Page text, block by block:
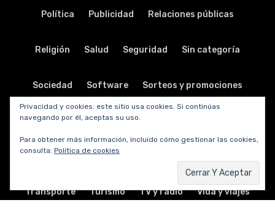
Política Publicidad Relaciones públicas
Religión Salud Seguridad Sin categoría
Sociedad Software Sorteos y promociones
Tabletas Teatro
Telecomunicaciones
Transporte Turismo TV y radio Vida y viajes
Privacidad y cookies: este sitio usa cookies. Si continúas
navegando por él, aceptas su uso.
Para obtener más información, incluido cómo gestionar las cookies,
consulta: Política de cookies